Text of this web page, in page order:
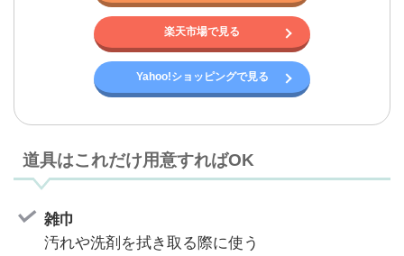
楽天市場で見る
Yahoo!ショッピングで見る
道具はこれだけ用意すればOK
雑巾
汚れや洗剤を拭き取る際に使う